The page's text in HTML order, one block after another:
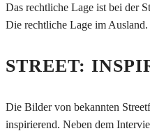
Das rechtliche Lage ist bei der
Die rechtliche Lage im Ausland.
STREET:
Die Bilder von bekannten
inspirierend. Neben dem